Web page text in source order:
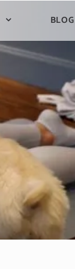
BLOG